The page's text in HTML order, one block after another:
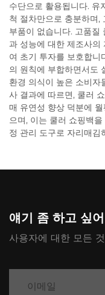
수단으로 활용됩니다. 유
척 절차만으로 충분하며,
부품이 없습니다. 고품질
과 성능에 대한 제조사의
여 초기 투자를 보호합니
의 원칙에 부합하면서도
환경 의식이 높은 소비자
사 결과에 따르면, 쿨러
매 유연성 향상 덕분에
으며, 이는 쿨러 쇼핑백
정 관리 도구로 자리매김
얘기 좀 하고 싶
사용자에 대한 모든